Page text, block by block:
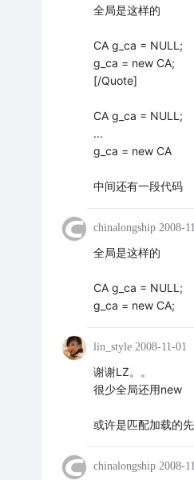
全局是这样的
CA g_ca = NULL;
g_ca = new CA;
[/Quote]
CA g_ca = NULL;
...
g_ca = new CA
中间还有一段代码
chinalongship 2008-
全局是这样的
CA g_ca = NULL;
g_ca = new CA;
lin_style 2008-11-01
谢谢LZ。。
很少全局还用new
或许是匹配加载的
chinalongship 2008-